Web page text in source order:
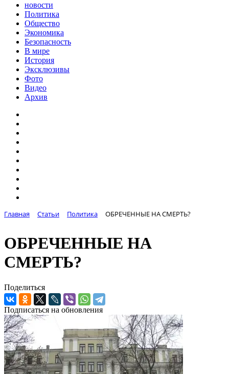
новости
Политика
Общество
Экономика
Безопасность
В мире
История
Эксклюзивы
Фото
Видео
Архив
Главная Статьи Политика ОБРЕЧЕННЫЕ НА СМЕРТЬ?
ОБРЕЧЕННЫЕ НА
СМЕРТЬ?
Поделиться
Подписаться на обновления